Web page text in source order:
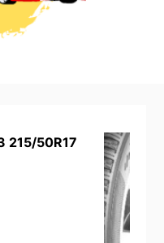
215/50R17